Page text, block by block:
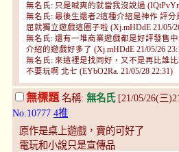
無名氏: 只是喊爽的就當我沒說過
無名氏: 最後生還者2這種介紹是神作 評分
屈就獨立遊戲這圈子啦 (Xj.mHDdE 21/05/
無名氏: 還有一堆商業遊戲都是好評發售
介紹的遊戲好多了 (Xj.mHDdE 21/05/26
無名氏: 來這裡是找同好，又不是再比誰
不要玩啊 北七 (EYbO2Ra. 21/05/28 22:31)
無標題名稱: 無名氏[21/05/26(三
No.10777 4推
原作是桌上遊戲，賣的可好了
電玩和小說只是宣傳品